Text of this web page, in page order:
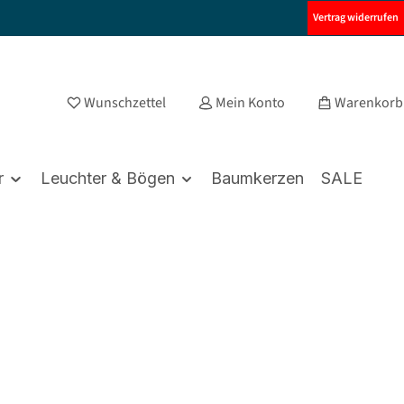
Vertrag widerrufen
Wunschzettel Mein Konto Warenkorb
Leuchter & Bögen Baumkerzen SALE